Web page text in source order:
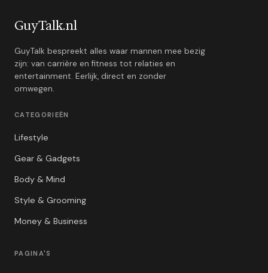
GuyTalk.nl
GuyTalk bespreekt alles waar mannen mee bezig
zijn: van carrière en fitness tot relaties en
entertainment. Eerlijk, direct en zonder
omwegen.
CATEGORIEËN
Lifestyle
Gear & Gadgets
Body & Mind
Style & Grooming
Money & Business
PAGINA'S